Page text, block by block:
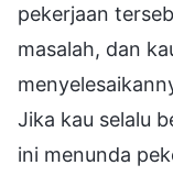
pekerjaan
masalah, dan
Jika kau selalu
ini menunda